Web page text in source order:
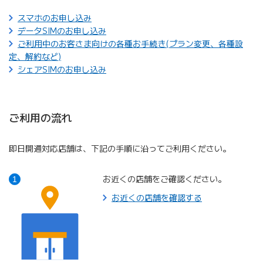
スマホのお申し込み
データSIMのお申し込み
ご利用中のお客さま向けの各種お手続き(プラン変更、各種設
定、解約など)
シェアSIMのお申し込み
ご利用の流れ
即日開通対応店舗は、下記の手順に沿ってご利用ください。
1
お近くの店舗をご確認ください。
お近くの店舗を確認する